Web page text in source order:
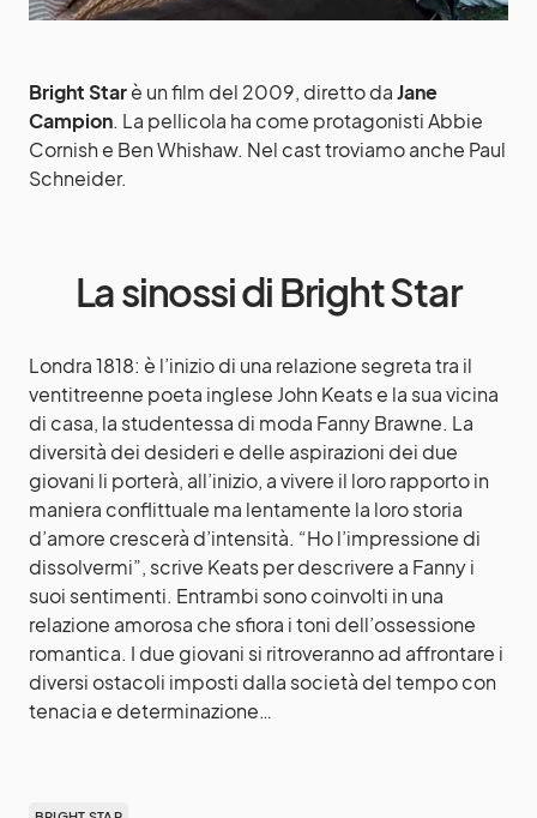
Bright Starè un film del 2009, diretto daJane
Campion. La pellicola ha come protagonisti Abbie
Cornish e Ben Whishaw. Nel cast troviamo anche Paul
Schneider.
La sinossi di Bright Star
Londra 1818: è l’inizio di una relazione segreta tra il
ventitreenne poeta inglese John Keats e la sua vicina
di casa, la studentessa di moda Fanny Brawne. La
diversità dei desideri e delle aspirazioni dei due
giovani li porterà, all’inizio, a vivere il loro rapporto in
maniera conflittuale ma lentamente la loro storia
d’amore crescerà d’intensità. “Ho l’impressione di
dissolvermi”, scrive Keats per descrivere a Fanny i
suoi sentimenti. Entrambi sono coinvolti in una
relazione amorosa che sfiora i toni dell’ossessione
romantica. I due giovani si ritroveranno ad affrontare i
diversi ostacoli imposti dalla società del tempo con
tenacia e determinazione…